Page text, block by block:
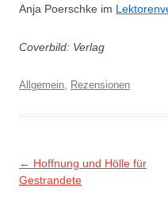
Anja Poerschke im
Coverbild: Verlag
Allgemein, Rezensionen
Beitragsnavigation
← Hoffnung und Hölle für
Gestrandete